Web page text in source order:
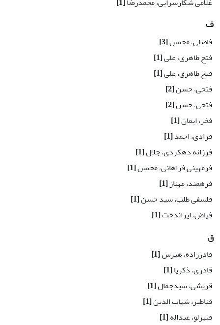
ف
فاضلی، محسن[3]
فتح طاهری، علی[1]
فتح طاهری، علی[1]
فتحی، حسن[2]
فتحی، حسن[2]
فخر، ایمان[1]
فرادی، احمد[1]
فرزانه دهکردی، جلال[1]
فرمهینی فراهانی، محسن[1]
فرهمند، مهناز[1]
فلسفی طلب، سید حسن[1]
فیاض، ایراندخت[1]
ق
قادرزاده، هیرش[1]
قادری، ذکریا[1]
قریشی، سیدجمال[1]
قناطیر، شهاب الدین[1]
قنبرلو، عبداله[1]